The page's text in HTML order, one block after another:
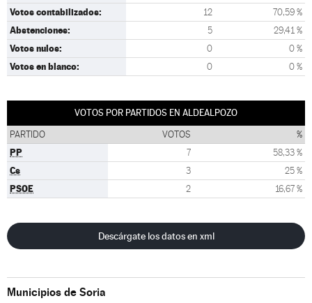
Votos contabilizados: 12 70,59 %
Abstenciones: 5 29,41 %
Votos nulos: 0 0 %
Votos en blanco: 0 0 %
VOTOS POR PARTIDOS EN ALDEALPOZO
PARTIDO VOTOS %
PP 7 58,33 %
Cs 3 25 %
PSOE 2 16,67 %
Descárgate los datos en xml
Municipios de Soria